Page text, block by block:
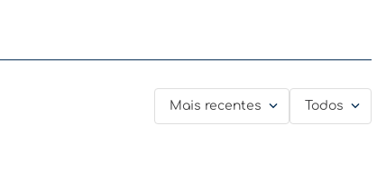
Mais recentes Todos